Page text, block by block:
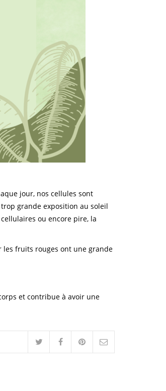
jour, nos cellules sont
grande exposition au soleil
ou encore pire, la
les fruits rouges ont une grande
et contribue à avoir une